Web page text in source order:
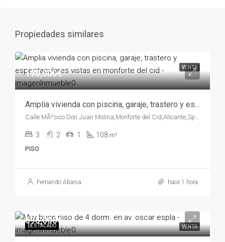
Propiedades similares
VENTA
190,000€
Amplia vivienda con piscina, garaje, trastero y espectaculares vistas en Monforte del Cid – yepiv1419-9080
Calle MÃºsico Don Juan Molina,Monforte del Cid,Alicante,Spain
3 2 1 108 m²
PISO
Fernando Abarca hace 1 hora
DESTACADO VENTA
595,000€